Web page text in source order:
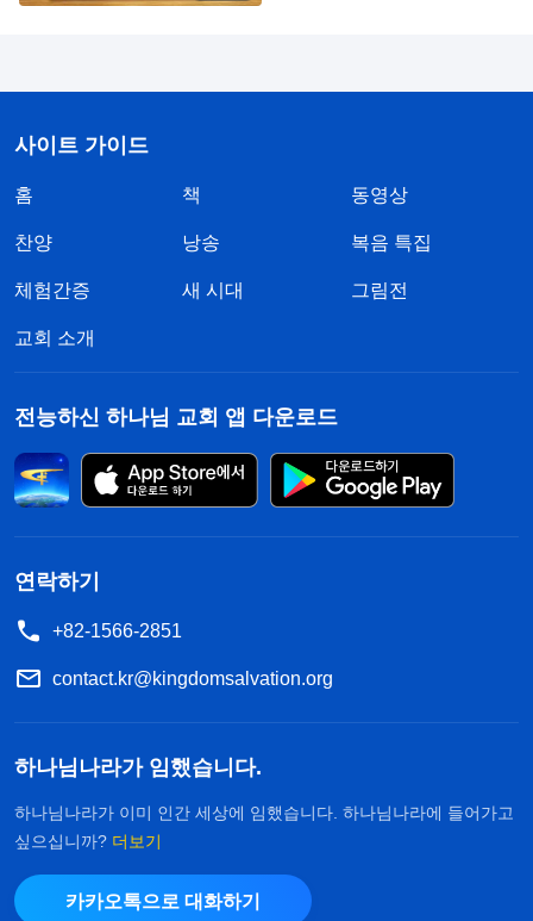
사이트 가이드
홈 책 동영상
찬양 낭송 복음 특집
체험간증 새 시대 그림전
교회 소개
전능하신 하나님 교회 앱 다운로드
연락하기
+82-1566-2851
contact.kr@kingdomsalvation.org
하나님나라가 임했습니다.
하나님나라가 이미 인간 세상에 임했습니다. 하나님나라에 들어가고
싶으십니까? 더보기
카카오톡으로 대화하기